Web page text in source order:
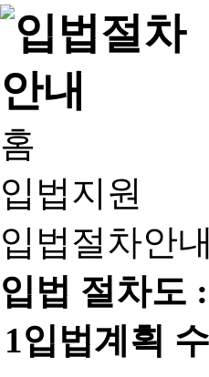
홈
입법지원
입법절차안내
입법 절차도 :
1입법계획